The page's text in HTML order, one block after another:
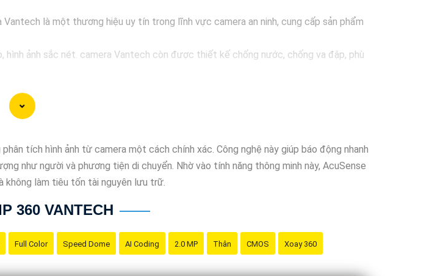
là một thương hiệu uy tín trong lĩnh vực camera an ninh, cung cấp sản phẩm
ảnh sắc nét. camera Vantech còn được thiết kế chống nước, chống va đập, phù
với đại lý phân phối chính thức của Vantech để được hỗ trợ tốt nhất.
tích hình ảnh từ camera một cách chính xác. Công nghệ này giúp báo động nhanh
như người và phương tiện di chuyển. Nhờ vào tính năng thông minh này, AcuSense
không làm tiêu tốn tài nguyên lưu trữ.
360 VANTECH
Full Color Speed Dome AI Coding 2.0 MP Thân CMOS Xoay 360